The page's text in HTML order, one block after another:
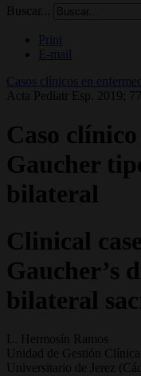
Buscar...
Print
E-mail
Casos clínicos en
Acta Pediatr Esp. 2019;
Caso
Gaucher
bilateral
Clinical
Gaucher’s
bilateral
L. Hermosín Ramos
Unidad de Gestión
Universitario de Jerez